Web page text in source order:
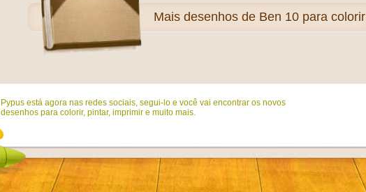
Mais desenhos de Ben 10 para colorir
Pypus está agora nas redes sociais, segui-lo e você vai encontrar os novos
desenhos para colorir, pintar, imprimir e muito mais.